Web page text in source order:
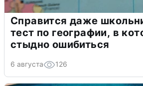
Справится даже
тест по географии, в
стыдно ошибиться
6 августа 126